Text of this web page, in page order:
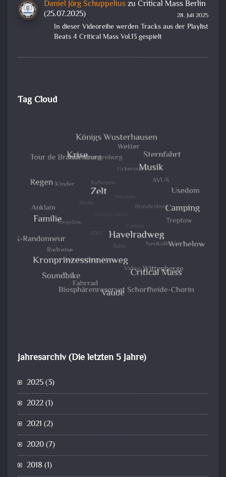
Daniel Jörg Schuppeliuszu Critical Mass Berlin
(25.07.2025)
28. Juli 2025
In dieser Videoreihe werden Tracks aus der Playlist
Beats 4 Critical Mass Vol.13 gespielt
Tag Cloud
Jahresarchiv (Die letzten 5 Jahre)
2025(3)
2022(1)
2021 (2)
2020(7)
2018 (1)